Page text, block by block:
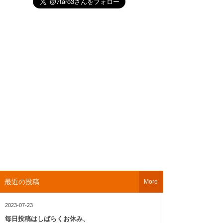
最近の投稿
2023-07-23
毎日投稿はしばらくお休み、
More